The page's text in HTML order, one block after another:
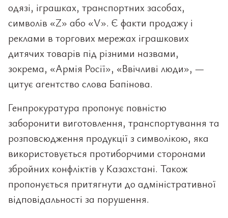
одязі, іграшках, транспортних засобах,
символів «Z» або «V». Є факти продажу і
реклами в торгових мережах іграшкових
дитячих товарів під різними назвами,
зокрема, «Армія Росії», «Ввічливі люди», —
цитує агентство слова Бапінова.
Генпрокуратура пропонує повністю
заборонити виготовлення, транспортування та
розповсюдження продукції з символікою, яка
використовується протиборчими сторонами
збройних конфліктів у Казахстані. Також
пропонується притягнути до адміністративної
відповідальності за порушення.